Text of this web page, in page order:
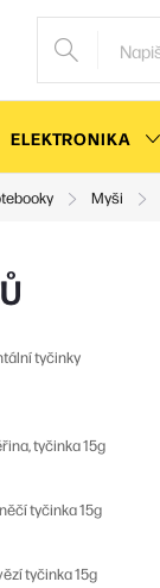
ELEKTRONIKA
Myši
tyčinky
tyčinka 15g
tyčinka 15g
tyčinka 15g